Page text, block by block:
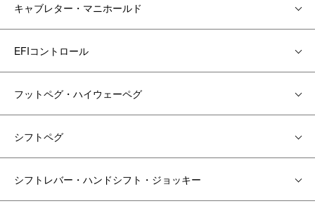
キャブレター・マニホールド
EFIコントロール
フットペグ・ハイウェーペグ
シフトペグ
シフトレバー・ハンドシフト・ジョッキー